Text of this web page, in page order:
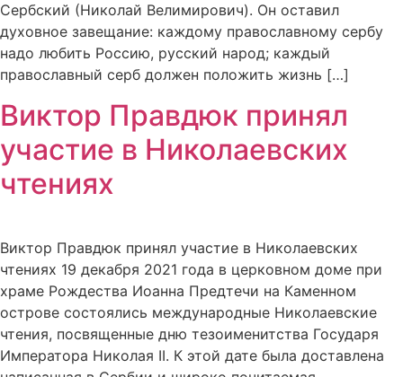
Сербский (Николай Велимирович). Он оставил
духовное завещание: каждому православному сербу
надо любить Россию, русский народ; каждый
православный серб должен положить жизнь […]
Виктор Правдюк принял
участие в Николаевских
чтениях
Виктор Правдюк принял участие в Николаевских
чтениях 19 декабря 2021 года в церковном доме при
храме Рождества Иоанна Предтечи на Каменном
острове состоялись международные Николаевские
чтения, посвященные дню тезоименитства Государя
Императора Николая II. К этой дате была доставлена